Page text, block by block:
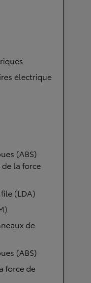
électrique
(ABS)
la force
(LDA)
de
(ABS)
force de